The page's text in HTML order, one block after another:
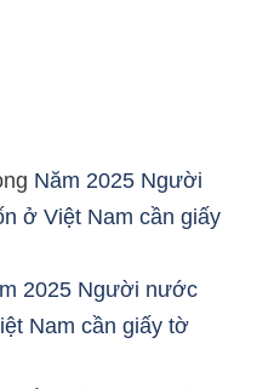
Năm 2025 Người
ở Việt Nam cần giấy
2025 Người nước
Nam cần giấy tờ